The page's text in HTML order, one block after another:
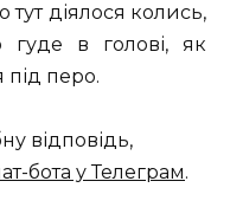
тут діялося колись,
в голові, як
під перо.
відповідь,
бота у Телеграм.